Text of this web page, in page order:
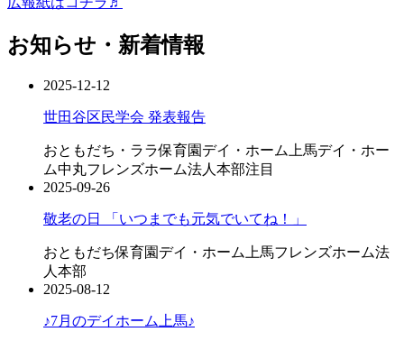
お知らせ・新着情報
2025-12-12
世田谷区民学会 発表報告
おともだち・ララ保育園 デイ・ホーム上馬デイ・ホー
ム中丸フレンズホーム法人本部注目
2025-09-26
敬老の日 「いつまでも元気でいてね！」
おともだち保育園 デイ・ホーム上馬フレンズホーム法
人本部
2025-08-12
♪7月のデイホーム上馬♪